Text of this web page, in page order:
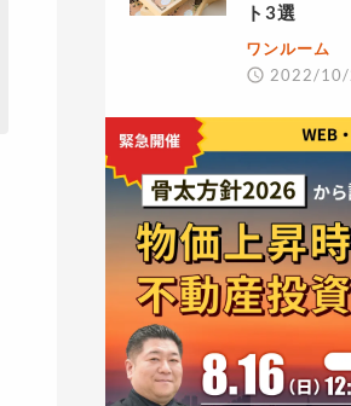
ト3選
ワンルーム
2022/10/